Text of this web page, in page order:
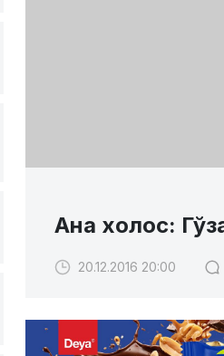
Ана холос:
20.12.2016 20:00